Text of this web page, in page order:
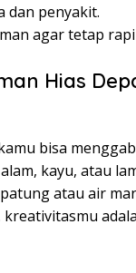
dan penyakit.
agar tetap
Hias
bisa
kayu, atau
atau air